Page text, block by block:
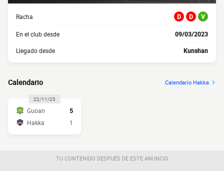
Racha D D V
En el club desde 09/03/2023
Llegado desde Kunshan
Calendario Calendario Hakka
22/11/25
Guoan
5
Hakka
1
TU CONTENIDO DESPUÉS DE ESTE ANUNCIO